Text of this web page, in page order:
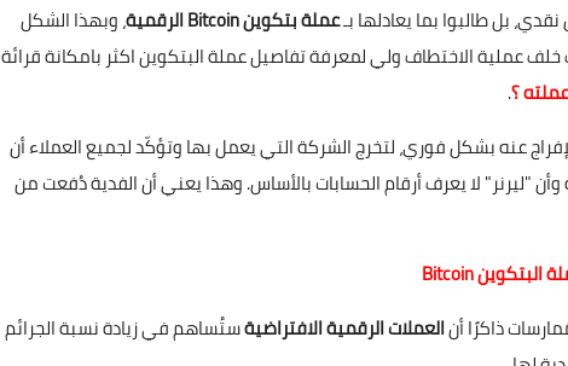
بل طالبوا بما يعادلها بـعملة بتكوين Bitcoin الرقمية
، وبهذا الشكل
عملية الاختطاف ولي لمعرفة تفاصيل عملة البتكوين اكثر بامكانة قرائة
.
عنه بشكل فوري، لتخرج الشركة التي يعمل بها وتؤكّد لجميع العملاء أن
"ليرنر" لا يعرف أرقام الحسابات بالأساس. وهذا يعني أن الفدية دُفعت من
ذاكرًا أنالعملات الرقمية الافتراضيةستُساهم في زيادة نسبة الجرائم